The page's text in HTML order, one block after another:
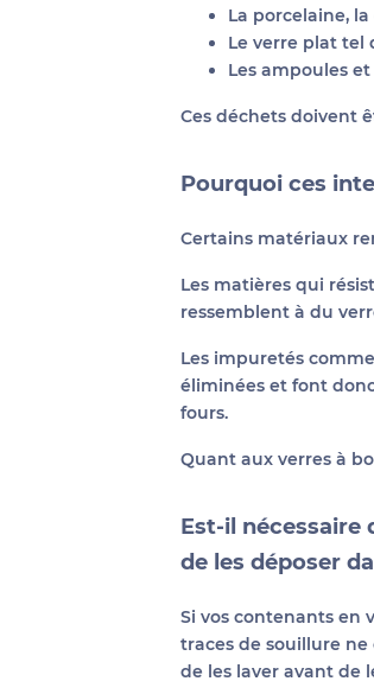
La porcelaine,
Le verre plat tel
Les ampoules
Ces déchets doivent
Pourquoi ces
Certains matériaux
Les matières qui
ressemblent à du
Les impuretés
éliminées et font
fours.
Quant aux verres à
Est-il
de les déposer
Si vos contenants en
traces de souillure ne
de les laver avant de